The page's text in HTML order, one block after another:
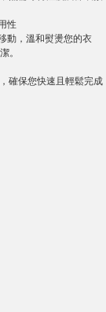
性
動，溫和熨燙您的衣
。
確保您快速且輕鬆完成